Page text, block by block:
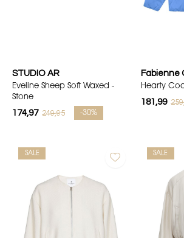
STUDIO AR
Eveline Sheep Soft Waxed -
Stone
174,97 249,95 -30%
Fabienne
Hearty
181,99
SALE SALE